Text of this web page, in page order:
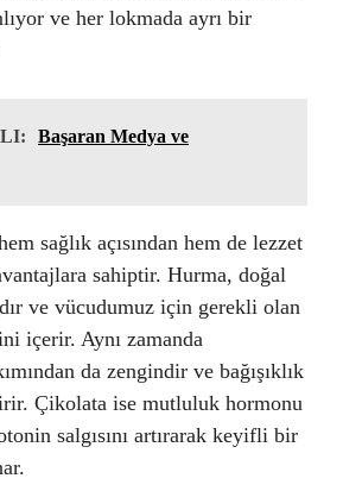
ve her lokmada ayrı bir
Başaran Medya ve
sağlık açısından hem de lezzet
sahiptir. Hurma, doğal
ve vücudumuz için gerekli olan
içerir. Aynı zamanda
da zengindir ve bağışıklık
Çikolata ise mutluluk hormonu
salgısını artırarak keyifli bir